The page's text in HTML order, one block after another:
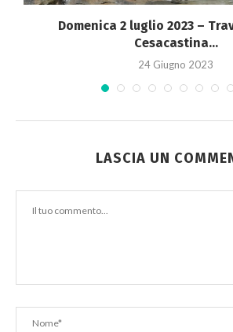
Domenica 2 luglio 2023 –
Cesacastina...
24 Giugno 2023
LASCIA UN